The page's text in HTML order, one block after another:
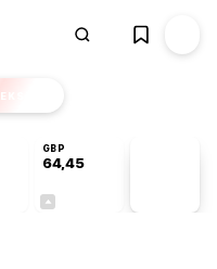
EKSTRA
GBP
64,45